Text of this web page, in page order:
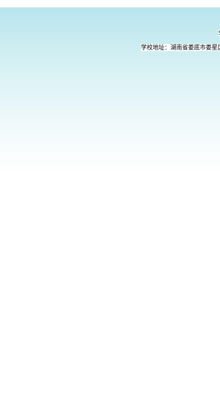
学校地址：湖南省娄底市娄星